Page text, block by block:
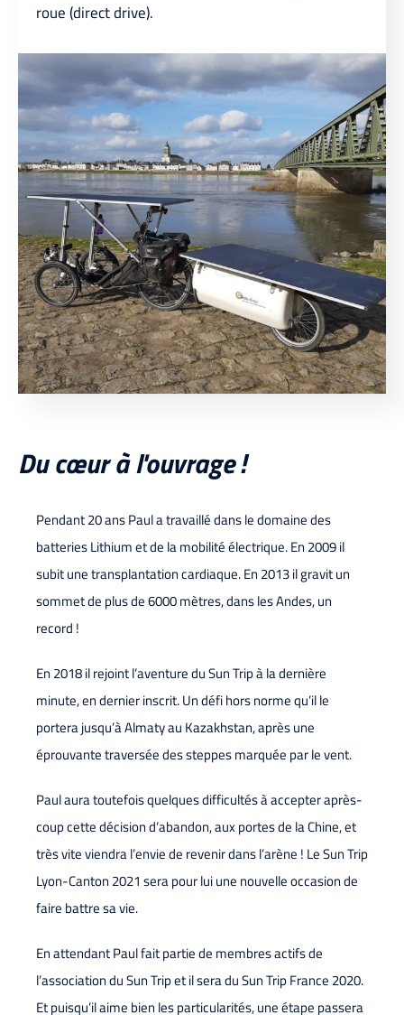
roue (direct drive).
Du cœur à l'ouvrage !
Pendant 20 ans Paul a travaillé dans le domaine des
batteries Lithium et de la mobilité électrique. En 2009 il
subit une transplantation cardiaque. En 2013 il gravit un
sommet de plus de 6000 mètres, dans les Andes, un
record !
En 2018 il rejoint l’aventure du Sun Trip à la dernière
minute, en dernier inscrit. Un défi hors norme qu’il le
portera jusqu’à Almaty au Kazakhstan, après une
éprouvante traversée des steppes marquée par le vent.
Paul aura toutefois quelques difficultés à accepter après-
coup cette décision d’abandon, aux portes de la Chine, et
très vite viendra l’envie de revenir dans l’arène ! Le Sun Trip
Lyon-Canton 2021 sera pour lui une nouvelle occasion de
faire battre sa vie.
En attendant Paul fait partie de membres actifs de
l’association du Sun Trip et il sera du Sun Trip France 2020.
Et puisqu’il aime bien les particularités, une étape passera